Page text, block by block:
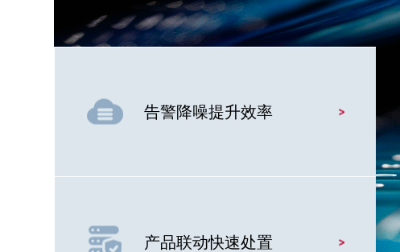
告警降噪提升效率
产品联动快速处置